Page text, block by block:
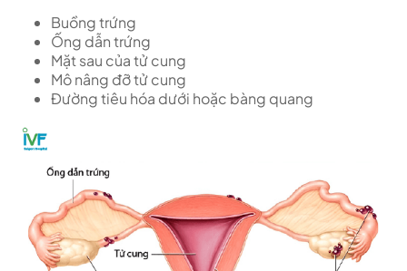
Buồng trứng
Ống dẫn trứng
Mặt sau của tử cung
Mô nâng đỡ tử cung
Đường tiêu hóa dưới hoặc bàng quang